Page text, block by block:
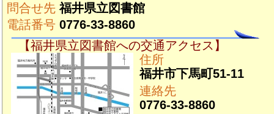
問合せ先福井県立図書館
電話番号 0776-33-8860
【福井県立図書館への交通アクセス】
住所
福井市下馬町51-11
連絡先
0776-33-8860